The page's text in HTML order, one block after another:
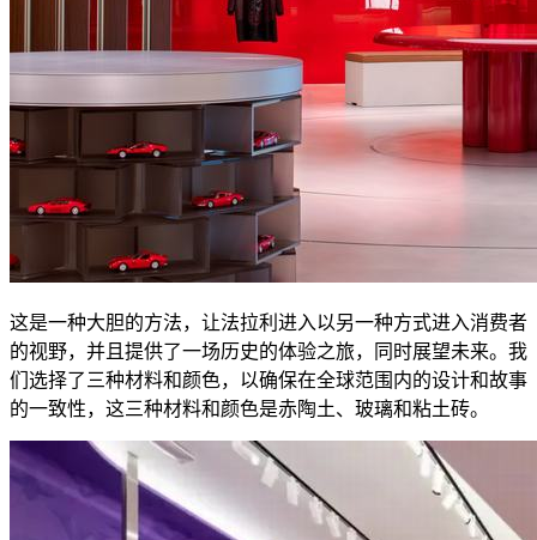
这是一种大胆的方法，让法拉利进入以另一种方式进入消费者
的视野，并且提供了一场历史的体验之旅，同时展望未来。我
们选择了三种材料和颜色，以确保在全球范围内的设计和故事
的一致性，这三种材料和颜色是赤陶土、玻璃和粘土砖。